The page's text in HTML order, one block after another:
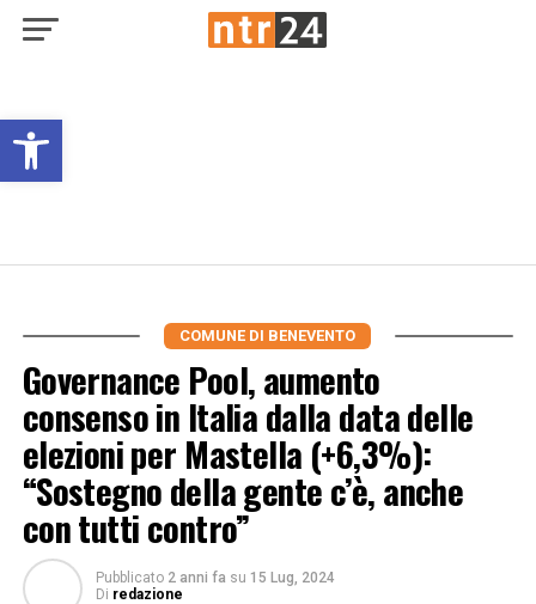
Open toolbar
COMUNE DI BENEVENTO
Governance Pool, aumento
consenso in Italia dalla data delle
elezioni per Mastella (+6,3%):
“Sostegno della gente c’è, anche
con tutti contro”
Pubblicato 2 anni fa su 15 Lug, 2024
Di redazione